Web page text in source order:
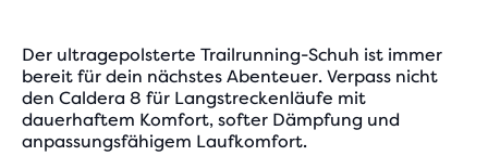
Der ultragepolsterte Trailrunning-Schuh ist immer
bereit für dein nächstes Abenteuer. Verpass nicht
den Caldera 8 für Langstreckenläufe mit
dauerhaftem Komfort, softer Dämpfung und
anpassungsfähigem Laufkomfort.